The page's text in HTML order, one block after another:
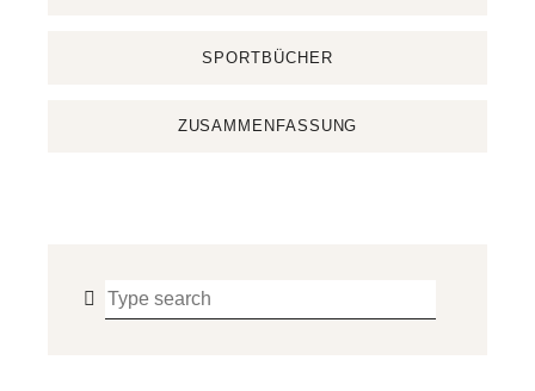
SPORTBÜCHER
ZUSAMMENFASSUNG